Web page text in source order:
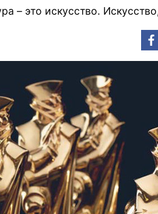
– это искусство.